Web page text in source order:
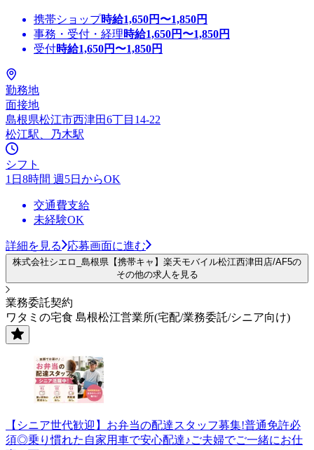
携帯ショップ時給1,650円〜1,850円
事務・受付・経理時給1,650円〜1,850円
受付時給1,650円〜1,850円
勤務地
面接地
島根県松江市西津田6丁目14-22
松江駅、乃木駅
シフト
1日8時間 週5日からOK
交通費支給
未経験OK
詳細を見る 応募画面に進む
株式会社シエロ_島根県【携帯キャ】楽天モバイル松江西津田店/AF5の
その他の求人を見る
業務委託契約
ワタミの宅食 島根松江営業所(宅配/業務委託/シニア向け)
【シニア世代歓迎】お弁当の配達スタッフ募集!普通免許必
須◎乗り慣れた自家用車で安心配達♪ご夫婦でご一緒にお仕